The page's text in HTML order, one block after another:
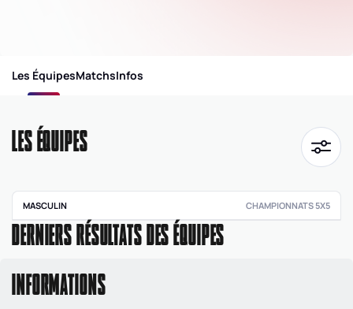
Les ÉquipesMatchsInfos
LES ÉQUIPES
MASCULIN CHAMPIONNATS 5X5
Pré régionale
masculine
A
DERNIERS RÉSULTATS DES ÉQUIPES
INFORMATIONS